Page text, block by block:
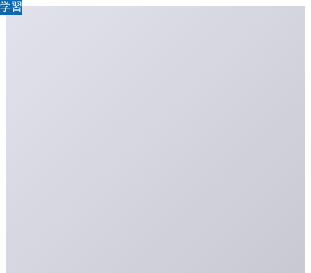
学習
学習
学習
学習
学習
学習
学習
学習
学習